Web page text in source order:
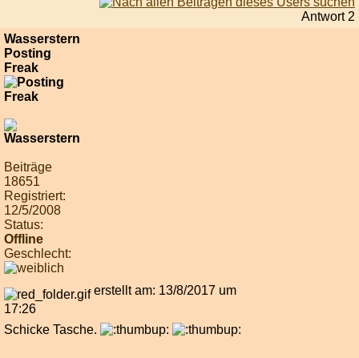
Antwort 2
Wasserstern
Posting
Freak
Beiträge
18651
Registriert:
12/5/2008
Status:
Offline
Geschlecht:
erstellt am: 13/8/2017 um
17:26
Schicke Tasche.